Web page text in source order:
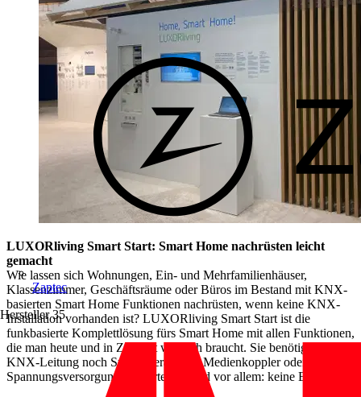
Zaptec
Hersteller 35
LUXORliving Smart Start: Smart Home nachrüsten leicht
gemacht
Wie lassen sich Wohnungen, Ein- und Mehrfamilienhäuser,
Klassenzimmer, Geschäftsräume oder Büros im Bestand mit KNX-
basierten Smart Home Funktionen nachrüsten, wenn keine KNX-
Installation vorhanden ist? LUXORliving Smart Start ist die
funkbasierte Komplettlösung fürs Smart Home mit allen Funktionen,
die man heute und in Zukunft wirklich braucht. Sie benötigt weder
KNX-Leitung noch Systemgeräte wie Medienkoppler oder
Spannungsversorgung im Verteiler. Und vor allem: keine ETS.